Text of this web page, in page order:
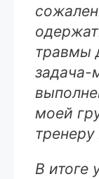
травмы
моей
В итоге